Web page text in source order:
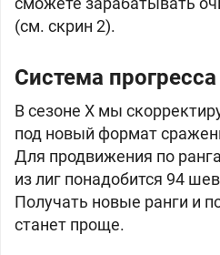
(см. скрин 2).
Система прогресса
В сезоне X мы
под новый формат
Для продвижения по
из лиг понадобится 94
Получать новые ранги и
станет проще.